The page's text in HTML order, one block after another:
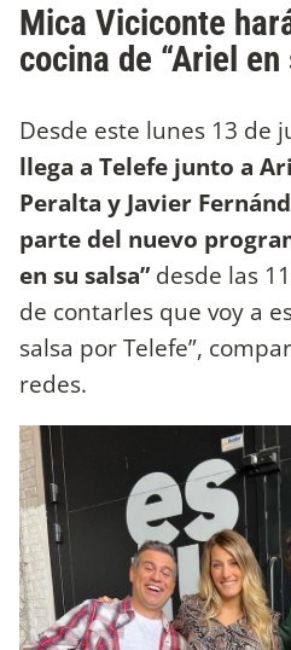
Mica Viciconte
cocina de “Ariel en
Desde este lunes 13 de
llega a Telefe junto a
Peralta y Javier
parte del nuevo
en su salsa”desde las
de contarles que voy a
salsa por Telefe”,
redes.